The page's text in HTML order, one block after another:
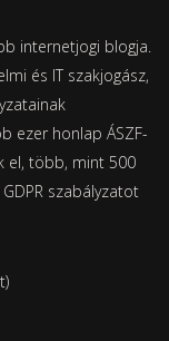
internetjogi blogja.
és IT szakjogász,
ezer honlap ÁSZF-
el, több, mint 500
szabályzatot